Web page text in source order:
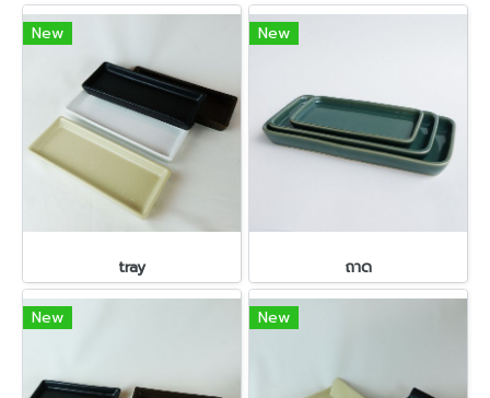
New
tray
New
ถาด
New New